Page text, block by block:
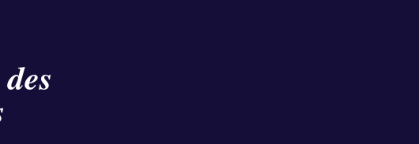
des